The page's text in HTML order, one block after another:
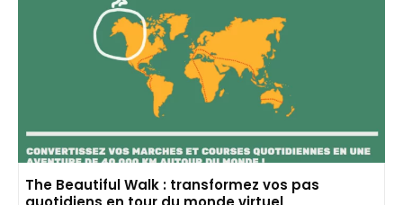
The Beautiful Walk : transformez vos pas